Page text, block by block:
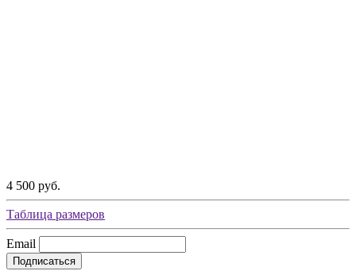
4 500 руб.
Таблица размеров
Email
Подписаться